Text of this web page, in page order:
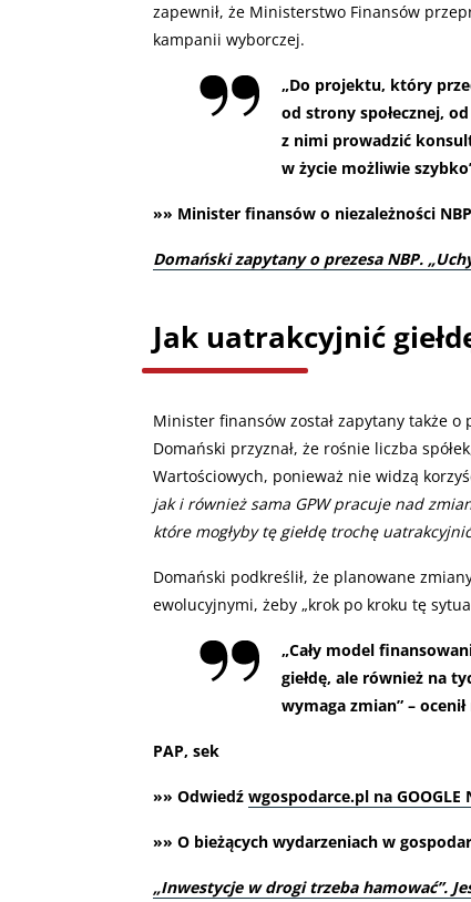
zapewnił, że Ministerstwo Finansów
kampanii wyborczej.
„Do projektu, który
od strony społecznej,
z nimi prowadzić
w życie możliwie
»» Minister finansów o niezależności
Domański zapytany o prezesa NBP.
Jak uatrakcyjnić
Minister finansów został zapytany także
Domański przyznał, że rośnie liczba
Wartościowych, ponieważ nie widzą
jak i również sama GPW pracuje nad
które mogłyby tę giełdę trochę uatrakcyjnić
Domański podkreślił, że planowane
ewolucyjnymi, żeby „krok po kroku tę
„Cały model
giełdę, ale również na
wymaga zmian” –
PAP, sek
»» Odwiedź wgospodarce.pl na GOOGLE
»» O bieżących wydarzeniach w
„Inwestycje w drogi trzeba hamować”.